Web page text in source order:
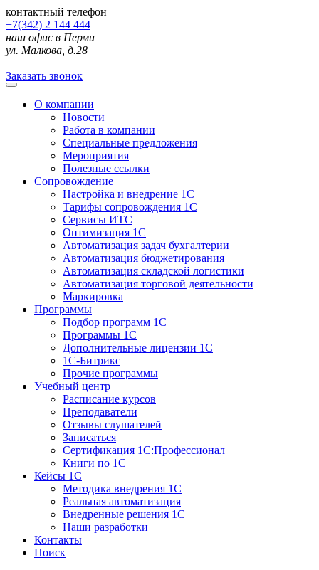
контактный телефон
+7(342) 2 144 444
наш офис в Перми
ул. Малкова, д.28
Заказать звонок
О компании
Новости
Работа в компании
Специальные предложения
Мероприятия
Полезные ссылки
Сопровождение
Настройка и внедрение 1С
Тарифы сопровождения 1С
Сервисы ИТС
Оптимизация 1С
Автоматизация задач бухгалтерии
Автоматизация бюджетирования
Автоматизация складской логистики
Автоматизация торговой деятельности
Маркировка
Программы
Подбор программ 1С
Программы 1С
Дополнительные лицензии 1С
1С-Битрикс
Прочие программы
Учебный центр
Расписание курсов
Преподаватели
Отзывы слушателей
Записаться
Сертификация 1С:Профессионал
Книги по 1С
Кейсы 1С
Методика внедрения 1С
Реальная автоматизация
Внедренные решения 1С
Наши разработки
Контакты
Поиск